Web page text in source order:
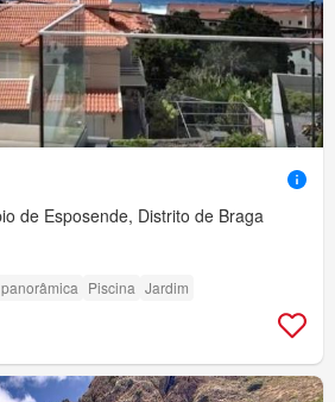
de Esposende, Distrito de Braga
Piscina Jardim